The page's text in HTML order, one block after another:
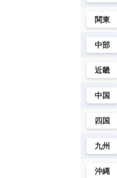
関東
中部
近畿
中国
四国
九州
沖縄